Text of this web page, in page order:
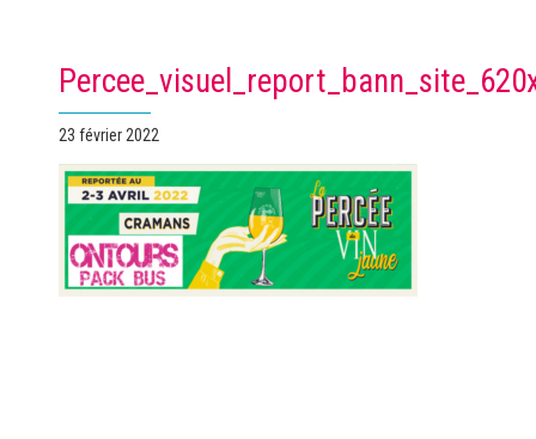
Publié
23 février 2022